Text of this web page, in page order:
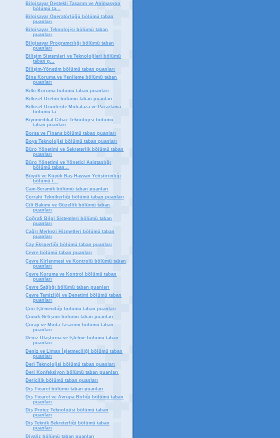
Bilgisayar Destekli Tasarım ve Animasyon
bölümü ta...
Bilgisayar Operatörlüğü bölümü taban
puanları
Bilgisayar Teknolojisi bölümü taban
puanları
Bilgisayar Programcılığı bölümü taban
puanları
Bilişim Sistemleri ve Teknolojileri bölümü
taban p...
Bilişim-Yönetim bölümü taban puanları
Bina Koruma ve Yenileme bölümü taban
puanları
Bitki Koruma bölümü taban puanları
Bitkisel Üretim bölümü taban puanları
Bitkisel Ürünlerde Muhafaza ve Pazarlama
bölümü ta...
Biyomedikal Cihaz Teknolojisi bölümü
taban puanları
Borsa ve Finans bölümü taban puanları
Boya Teknolojisi bölümü taban puanları
Büro Yönetimi ve Sekreterlik bölümü taban
puanları
Büro Yönetimi ve Yönetici Asistanlığı
bölümü taban...
Büyük ve Küçük Baş Hayvan Yetiştiriciliği
bölümü t...
Cam-Seramik bölümü taban puanları
Cerrahi Teknikerliği bölümü taban puanları
Cilt Bakımı ve Güzellik bölümü taban
puanları
Coğrafi Bilgi Sistemleri bölümü taban
puanları
Çağrı Merkezi Hizmetleri bölümü taban
puanları
Çay Eksperliği bölümü taban puanları
Çevre bölümü taban puanları
Çevre Kirlenmesi ve Kontrolü bölümü taban
puanları
Çevre Koruma ve Kontrol bölümü taban
puanları
Çevre Sağlığı bölümü taban puanları
Çevre Temizliği ve Denetimi bölümü taban
puanları
Çini İşlemeciliği bölümü taban puanları
Çocuk Gelişimi bölümü taban puanları
Çorap ve Moda Tasarımı bölümü taban
puanları
Deniz Ulaştırma ve İşletme bölümü taban
puanları
Deniz ve Liman İşletmeciliği bölümü taban
puanları
Deri Teknolojisi bölümü taban puanları
Deri Konfeksiyon bölümü taban puanları
Dericilik bölümü taban puanları
Dış Ticaret bölümü taban puanları
Dış Ticaret ve Avrupa Birliği bölümü taban
puanları
Diş Protez Teknolojisi bölümü taban
puanları
Diş Teknik Sekreterliği bölümü taban
puanları
Diyaliz bölümü taban puanları